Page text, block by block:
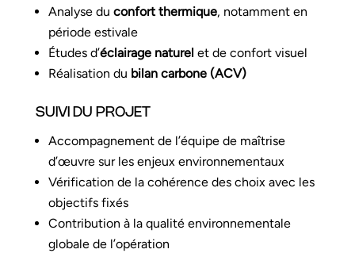
Analyse du confort thermique, notamment en
période estivale
Études d’éclairage naturel et de confort visuel
Réalisation du bilan carbone (ACV)
SUIVI DU PROJET
Accompagnement de l’équipe de maîtrise
d’œuvre sur les enjeux environnementaux
Vérification de la cohérence des choix avec les
objectifs fixés
Contribution à la qualité environnementale
globale de l’opération